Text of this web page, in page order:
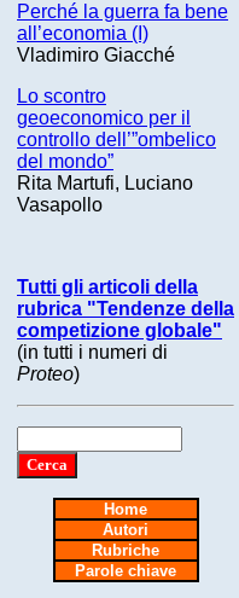
Perché la guerra fa bene
all’economia (I)
Vladimiro Giacché
Lo scontro
geoeconomico per il
controllo dell’”ombelico
del mondo”
Rita Martufi, Luciano
Vasapollo
Tutti gli articoli della
rubrica "Tendenze della
competizione globale"
(in tutti i numeri di
Proteo)
Home
Autori
Rubriche
Parole chiave